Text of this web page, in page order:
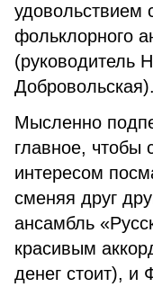
удовольствием
фольклорного
(руководитель
Добровольская).
Мысленно
главное, чтобы
интересом
сменяя друг
ансамбль
красивым
денег стоит),